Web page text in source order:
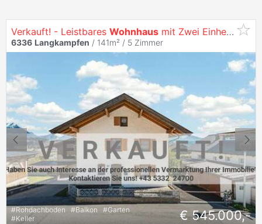
Verkauft! - Leistbares Wohnhaus mit Zwei Einheiten
6336 Langkampfen / 141m² / 5 Zimmer
#Rohdachboden #Balkon #Garten
#Keller € 545.000,-